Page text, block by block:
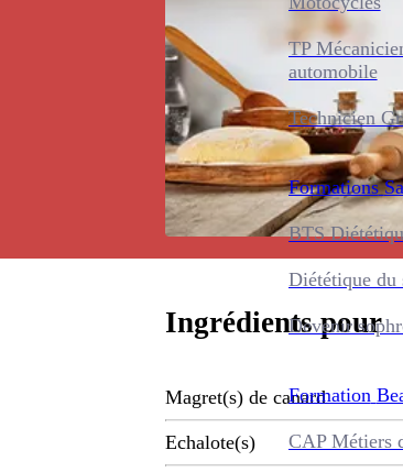
TP
automobile
Technicien
Formations
BTS
Diététique du
Devenir
Formation
CAP Métiers
Ingrédients pour
Magret(s) de canard
Echalote(s)